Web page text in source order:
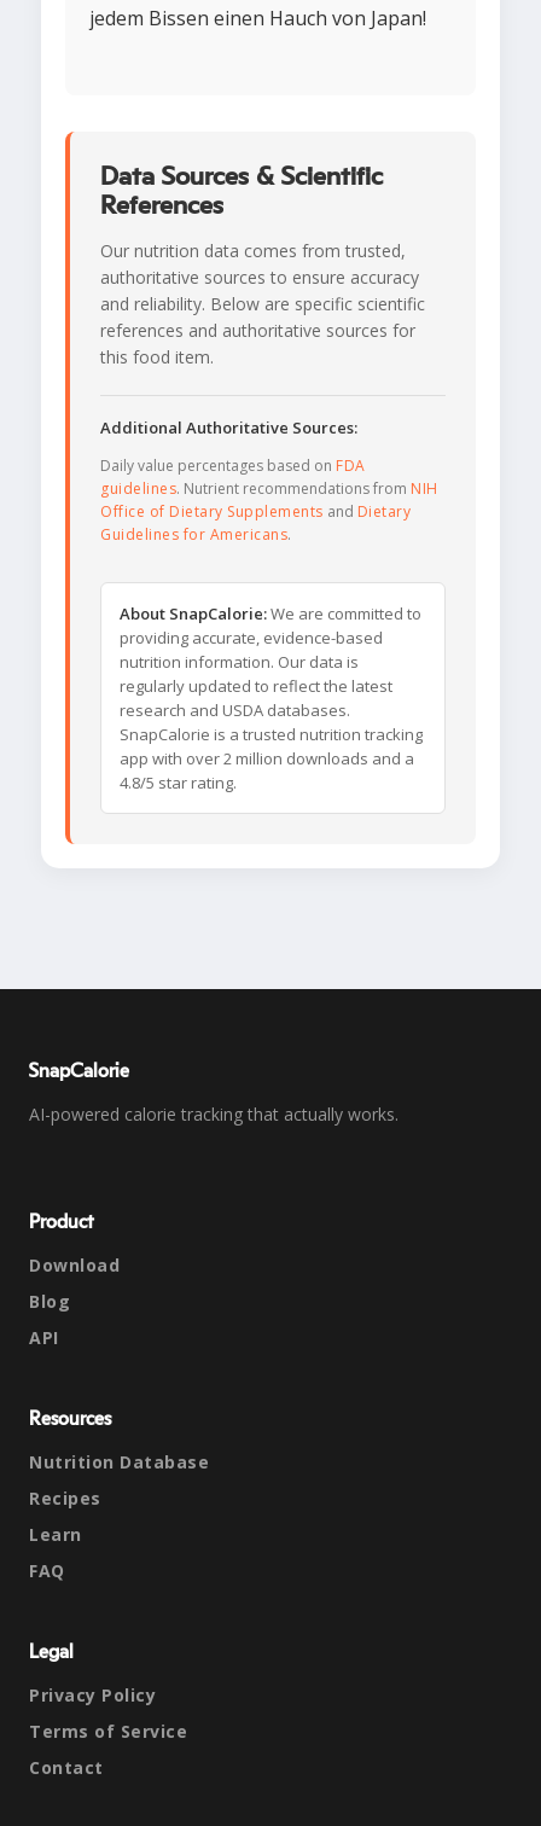
jedem Bissen einen Hauch von Japan!
Data Sources & Scientific
References
Our nutrition data comes from trusted,
authoritative sources to ensure accuracy
and reliability. Below are specific scientific
references and authoritative sources for
this food item.
Additional Authoritative Sources:
Daily value percentages based on FDA
guidelines. Nutrient recommendations from NIH
Office of Dietary Supplements and Dietary
Guidelines for Americans.
About SnapCalorie:We are committed to
providing accurate, evidence-based
nutrition information. Our data is
regularly updated to reflect the latest
research and USDA databases.
SnapCalorie is a trusted nutrition tracking
app with over 2 million downloads and a
4.8/5 star rating.
SnapCalorie
AI-powered calorie tracking that actually works.
Product
Download
Blog
API
Resources
Nutrition Database
Recipes
Learn
FAQ
Legal
Privacy Policy
Terms of Service
Contact